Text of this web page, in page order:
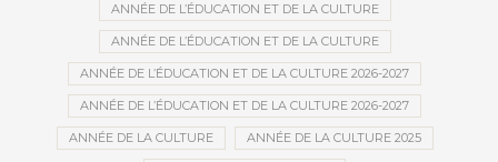
ANNÉE DE L’ÉDUCATION ET DE LA CULTURE
ANNÉE DE L’ÉDUCATION ET DE LA CULTURE
ANNÉE DE L’ÉDUCATION ET DE LA CULTURE 2026-2027
ANNÉE DE L’ÉDUCATION ET DE LA CULTURE 2026-2027
ANNÉE DE LA CULTURE ANNÉE DE LA CULTURE 2025